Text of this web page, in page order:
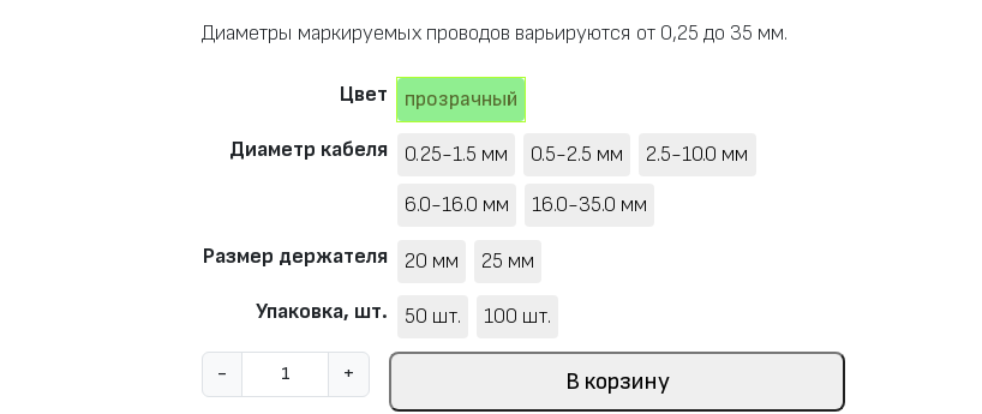
Диаметры маркируемых проводов варьируются от 0,25 до 35 мм.
Цвет прозрачный
Диаметр кабеля 0.25-1.5 мм 0.5-2.5 мм 2.5-10.0 мм
6.0-16.0 мм 16.0-35.0 мм
Размер держателя 20 мм 25 мм
Упаковка, шт. 50 шт. 100 шт.
-
о
+ В корзину